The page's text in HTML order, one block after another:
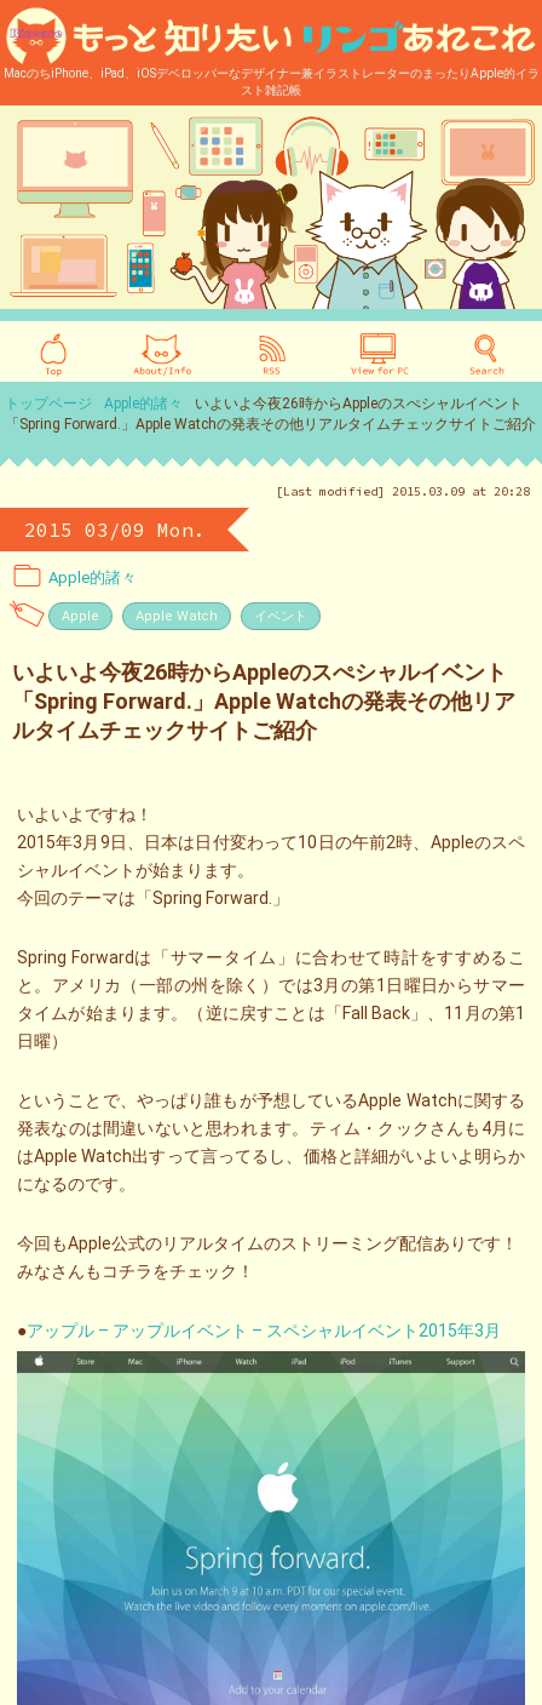
MacのちiPhone、iPad、iOSデベロッパーなデザイナー兼イラストレーターのまったりApple的イラ
スト雑記帳
トップページ Apple的諸々
いよいよ今夜26時からAppleのスぺシャルイベント
「Spring Forward.」Apple Watchの発表その他リアルタイムチェックサイトご紹介
[Last modified] 2015.03.09 at 20:28
2015 03/09 Mon.
Apple的諸々
Apple Apple Watch イベント
いよいよ今夜26時からAppleのスぺシャルイベント
「Spring Forward.」Apple Watchの発表その他リア
ルタイムチェックサイトご紹介
いよいよですね！
2015年3月9日、日本は日付変わって10日の午前2時、Appleのスペ
シャルイベントが始まります。
今回のテーマは「Spring Forward.」
Spring Forwardは「サマータイム」に合わせて時計をすすめるこ
と。アメリカ（一部の州を除く）では3月の第1日曜日からサマー
タイムが始まります。（逆に戻すことは「Fall Back」、11月の第1
日曜）
ということで、やっぱり誰もが予想しているApple Watchに関する
発表なのは間違いないと思われます。ティム・クックさんも4月に
はApple Watch出すって言ってるし、価格と詳細がいよいよ明らか
になるのです。
今回もApple公式のリアルタイムのストリーミング配信ありです！
みなさんもコチラをチェック！
●アップル – アップルイベント – スペシャルイベント2015年3月